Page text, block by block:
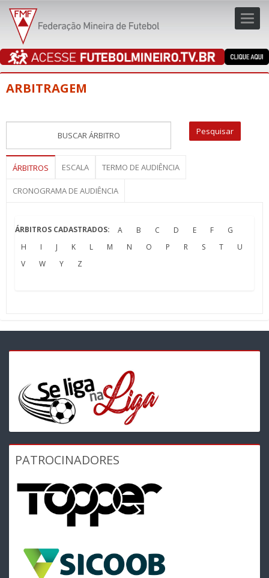
ARBITRAGEM
ÁRBITROS ESCALA TERMO DE AUDIÊNCIA
CRONOGRAMA DE AUDIÊNCIA
ÁRBITROS CADASTRADOS: A B C D E F
G
H
I J K L M N O P R S T
U
V
W Y Z
PATROCINADORES